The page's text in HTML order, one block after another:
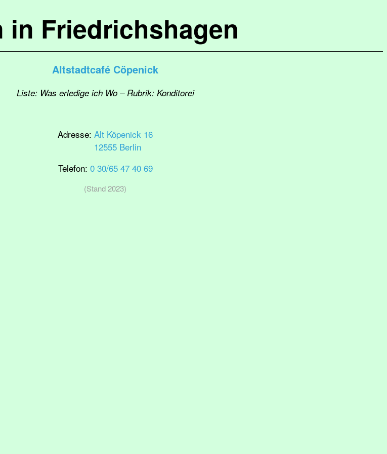
in Friedrichshagen
Altstadtcafé Cöpenick
Liste: Was erledige ich Wo – Rubrik: Konditorei
Adresse: Alt Köpenick 16
12555 Berlin
Telefon: 0 30/65 47 40 69
(Stand 2023)